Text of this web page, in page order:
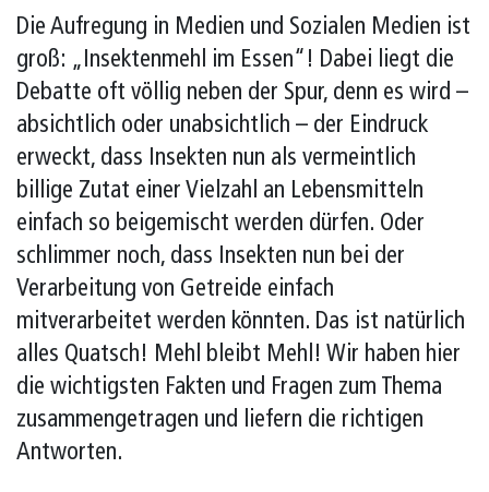
Die Aufregung in Medien und Sozialen Medien ist
groß: „Insektenmehl im Essen“! Dabei liegt die
Debatte oft völlig neben der Spur, denn es wird –
absichtlich oder unabsichtlich – der Eindruck
erweckt, dass Insekten nun als vermeintlich
billige Zutat einer Vielzahl an Lebensmitteln
einfach so beigemischt werden dürfen. Oder
schlimmer noch, dass Insekten nun bei der
Verarbeitung von Getreide einfach
mitverarbeitet werden könnten. Das ist natürlich
alles Quatsch! Mehl bleibt Mehl! Wir haben hier
die wichtigsten Fakten und Fragen zum Thema
zusammengetragen und liefern die richtigen
Antworten.